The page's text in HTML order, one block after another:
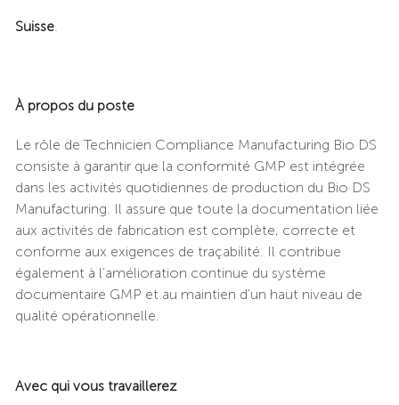
Suisse.
À propos du poste
Le rôle de Technicien Compliance Manufacturing Bio DS
consiste à garantir que la conformité GMP est intégrée
dans les activités quotidiennes de production du Bio DS
Manufacturing. Il assure que toute la documentation liée
aux activités de fabrication est complète, correcte et
conforme aux exigences de traçabilité. Il contribue
également à l’amélioration continue du système
documentaire GMP et au maintien d’un haut niveau de
qualité opérationnelle.
Avec qui vous travaillerez